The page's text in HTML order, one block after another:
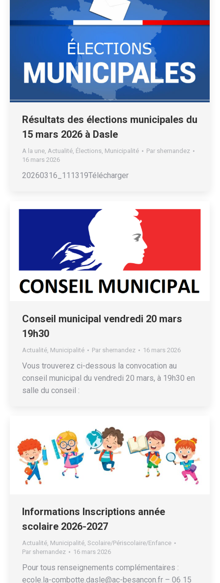
Résultats des élections municipales du
15 mars 2026 à Dasle
A la une, Actualité, Élections, Municipalité Par shernandez
16 mars 2026
20260316_111319Télécharger
Conseil municipal vendredi 20 mars
19h30
Actualité Municipalité Par shernandez 16 mars 2026
Vous trouverez ci-dessous la convocation au
conseil municipal du vendredi 20 mars, à 19h30 en
salle du conseil :
Informations Inscriptions année
scolaire 2026-2027
Actualité, Municipalité, Scolaire/Périscolaire/Enfance
Par shernandez 16 mars 2026
Pour tous renseignements complémentaires :
ecole.la-combotte.dasle@ac-besancon.fr – 06 15